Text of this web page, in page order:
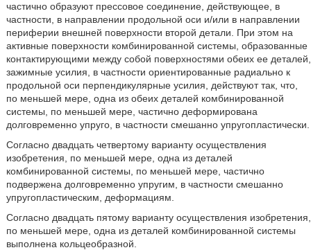
частично образуют прессовое соединение, действующее, в
частности, в направлении продольной оси и/или в направлении
периферии внешней поверхности второй детали. При этом на
активные поверхности комбинированной системы, образованные
контактирующими между собой поверхностями обеих ее деталей,
зажимные усилия, в частности ориентированные радиально к
продольной оси перпендикулярные усилия, действуют так, что,
по меньшей мере, одна из обеих деталей комбинированной
системы, по меньшей мере, частично деформирована
долговременно упруго, в частности смешанно упругопластически.
Согласно двадцать четвертому варианту осуществления
изобретения, по меньшей мере, одна из деталей
комбинированной системы, по меньшей мере, частично
подвержена долговременно упругим, в частности смешанно
упругопластическим, деформациям.
Согласно двадцать пятому варианту осуществления изобретения,
по меньшей мере, одна из деталей комбинированной системы
выполнена кольцеобразной.